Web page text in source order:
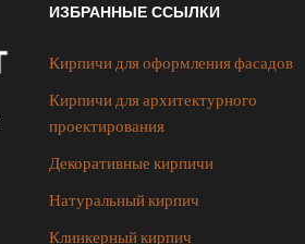
ИЗБРАННЫЕ ССЫЛКИ
Кирпичи для оформления фасадов
Кирпичи для архитектурного
проектирования
Декоративные кирпичи
Натуральный кирпич
Клинкерный кирпич